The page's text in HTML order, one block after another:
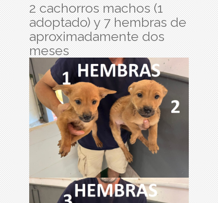
2 cachorros machos (1
adoptado) y 7 hembras de
aproximadamente dos
meses